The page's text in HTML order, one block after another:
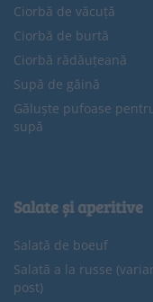
Ciorbă de văcuță
Ciorbă de burtă
Ciorbă rădăuțeană
Supă de găină
Găluște pufoase
supă
Salate și aperitive
Salată de boeuf
Salată a la russe
post)